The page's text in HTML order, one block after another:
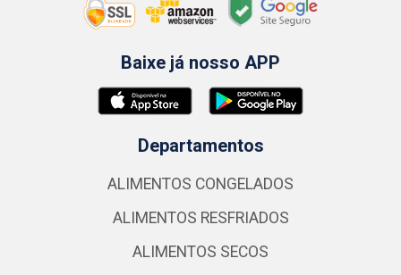
Baixe já nosso APP
Departamentos
ALIMENTOS CONGELADOS
ALIMENTOS RESFRIADOS
ALIMENTOS SECOS